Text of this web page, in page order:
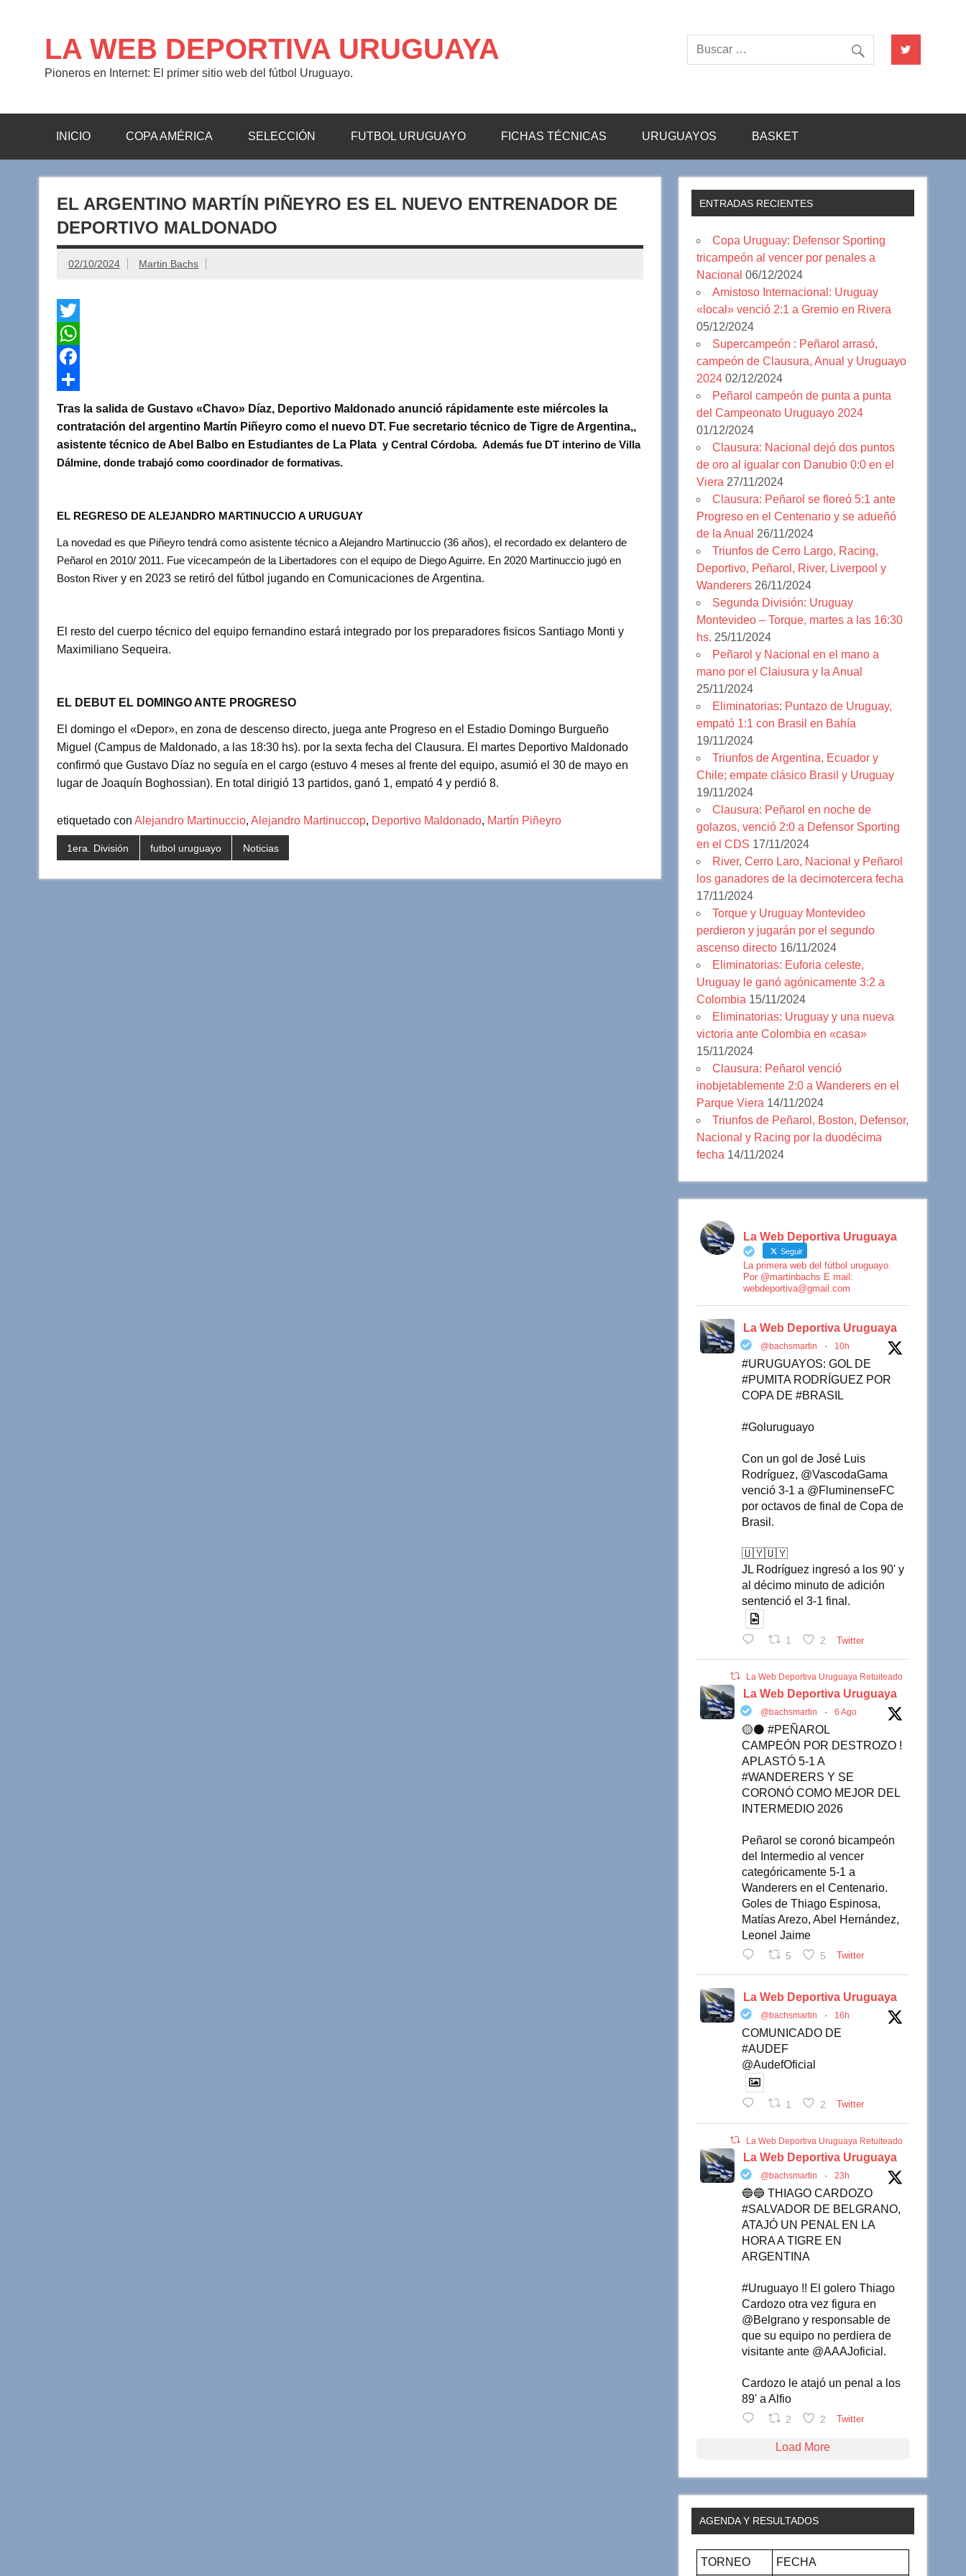
LA WEB DEPORTIVA URUGUAYA
Pioneros en Internet: El primer sitio web del fútbol Uruguayo.
INICIO COPA AMÉRICA SELECCIÓN FUTBOL URUGUAYO FICHAS TÉCNICAS URUGUAYOS BASKET
EL ARGENTINO MARTÍN PIÑEYRO ES EL NUEVO ENTRENADOR DE
DEPORTIVO MALDONADO
02/10/2024 Martin Bachs
T
w
t
t
e
W
h
a
t
s
p
F
a
c
e
o
k
C
o
m
r
t
i
r
Tras la salida de Gustavo «Chavo» Díaz, Deportivo Maldonado anunció rápidamente este miércoles la
contratación del argentino Martín Piñeyrocomo el nuevo DT. Fue secretario técnico de Tigre de Argentina,,
asistente técnico de Abel Balbo en Estudiantes de La Plata y Central Córdoba. Además fue DT interino de Villa
Dálmine, donde trabajó como coordinador de formativas.
EL REGRESO DE ALEJANDRO MARTINUCCIO A URUGUAY
La novedad es que Piñeyro tendrá como asistente técnico aAlejandro Martinuccio (36 años), el recordado ex delantero de
Peñarol en 2010/ 2011. Fue vicecampeón de la Libertadores con el equipo de Diego Aguirre. En 2020 Martinuccio jugó en
Boston River y en 2023 se retiró del fútbol jugando en Comunicaciones de Argentina.
El resto del cuerpo técnico del equipo fernandino estará integrado por los preparadores fisicos Santiago Monti y
Maximiliano Sequeira.
EL DEBUT EL DOMINGO ANTE PROGRESO
El domingo el «Depor», en zona de descenso directo, juega ante Progreso en el Estadio Domingo Burgueño
Miguel (Campus de Maldonado, a las 18:30 hs). por la sexta fecha del Clausura. El martes Deportivo Maldonado
confirmó que Gustavo Díaz no seguía en el cargo (estuvo 4 meses al frente del equipo, asumió el 30 de mayo en
lugar de Joaquín Boghossian). En total dirigió 13 partidos, ganó 1, empató 4 y perdió 8.
etiquetado con Alejandro Martinuccio, Alejandro Martinuccop, Deportivo Maldonado, Martín Piñeyro
1era. División futbol uruguayo Noticias
ENTRADAS RECIENTES
Copa Uruguay: Defensor Sporting
tricampeón al vencer por penales a
Nacional 06/12/2024
Amistoso Internacional: Uruguay
«local» venció 2:1 a Gremio en Rivera
05/12/2024
Supercampeón : Peñarol arrasó,
campeón de Clausura, Anual y Uruguayo
2024 02/12/2024
Peñarol campeón de punta a punta
del Campeonato Uruguayo 2024
01/12/2024
Clausura: Nacional dejó dos puntos
de oro al igualar con Danubio 0:0 en el
Viera 27/11/2024
Clausura: Peñarol se floreó 5:1 ante
Progreso en el Centenario y se adueñó
de la Anual 26/11/2024
Triunfos de Cerro Largo, Racing,
Deportivo, Peñarol, River, Liverpool y
Wanderers 26/11/2024
Segunda División: Uruguay
Montevideo – Torque, martes a las 16:30
hs. 25/11/2024
Peñarol y Nacional en el mano a
mano por el Claiusura y la Anual
25/11/2024
Eliminatorias: Puntazo de Uruguay,
empató 1:1 con Brasil en Bahía
19/11/2024
Triunfos de Argentina, Ecuador y
Chile; empate clásico Brasil y Uruguay
19/11/2024
Clausura: Peñarol en noche de
golazos, venció 2:0 a Defensor Sporting
en el CDS 17/11/2024
River, Cerro Laro, Nacional y Peñarol
los ganadores de la decimotercera fecha
17/11/2024
Torque y Uruguay Montevideo
perdieron y jugarán por el segundo
ascenso directo 16/11/2024
Eliminatorias: Euforia celeste,
Uruguay le ganó agónicamente 3:2 a
Colombia 15/11/2024
Eliminatorias: Uruguay y una nueva
victoria ante Colombia en «casa»
15/11/2024
Clausura: Peñarol venció
inobjetablemente 2:0 a Wanderers en el
Parque Viera 14/11/2024
Triunfos de Peñarol, Boston, Defensor,
Nacional y Racing por la duodécima
fecha 14/11/2024
La Web Deportiva Uruguaya
Seguir
La primera web del fútbol uruguayo.
Por @martinbachs E mail:
webdeportiva@gmail.com
La Web Deportiva Uruguaya
@bachsmartin · 10h
#URUGUAYOS: GOL DE
#PUMITA RODRÍGUEZ POR
COPA DE #BRASIL
#Goluruguayo
Con un gol de José Luis
Rodríguez, @VascodaGama
venció 3-1 a @FluminenseFC
por octavos de final de Copa de
Brasil.
🇺🇾🇺🇾
JL Rodríguez ingresó a los 90' y
al décimo minuto de adición
sentenció el 3-1 final.
1 2 Twitter
La Web Deportiva Uruguaya Retuiteado
La Web Deportiva Uruguaya
@bachsmartin · 6 Ago
🟡⚫️ #PEÑAROL
CAMPEÓN POR DESTROZO !
APLASTÓ 5-1 A
#WANDERERS Y SE
CORONÓ COMO MEJOR DEL
INTERMEDIO 2026
Peñarol se coronó bicampeón
del Intermedio al vencer
categóricamente 5-1 a
Wanderers en el Centenario.
Goles de Thiago Espinosa,
Matías Arezo, Abel Hernández,
Leonel Jaime
5 5 Twitter
La Web Deportiva Uruguaya
@bachsmartin · 16h
COMUNICADO DE
#AUDEF
@AudefOficial
1 2 Twitter
La Web Deportiva Uruguaya Retuiteado
La Web Deportiva Uruguaya
@bachsmartin · 23h
🔵🔵 THIAGO CARDOZO
#SALVADOR DE BELGRANO,
ATAJÓ UN PENAL EN LA
HORA A TIGRE EN
ARGENTINA
#Uruguayo !! El golero Thiago
Cardozo otra vez figura en
@Belgrano y responsable de
que su equipo no perdiera de
visitante ante @AAAJoficial.
Cardozo le atajó un penal a los
89' a Alfio
2 2 Twitter
Load More
AGENDA Y RESULTADOS
TORNEO FECHA